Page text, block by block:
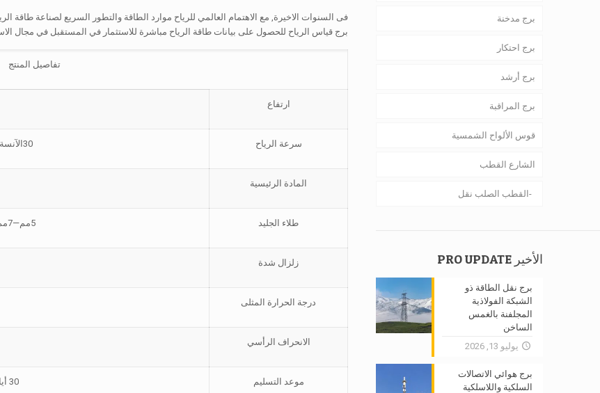
فى السنوات الاخيرة, مع الاهتمام العالمي للرياح موارد الطاقة والتطور السريع لصناعة طاقة
برج قياس الرياح للحصول على بيانات طاقة الرياح مباشرة للاستثمار في المستقبل في مجال
تفاصيل المنتج
ارتفاع
سرعة الرياح 30الآنسة(مختلفة في مناطق مختلفة)
المادة الرئيسية
طلاء الجليد 5مم—7مم(مختلفة في مناطق مختلفة)
زلزال شدة
درجة الحرارة المثلى
الانحراف الرأسي
موعد التسليم 30 أيام بعد تلقي 30% الوديعة
برج مدخنة
برج احتكار
برج أرشد
برج المراقبة
قوس الألواح الشمسية
الشارع القطب
القطب الصلب نقل
الأخير PRO UPDATE
برج نقل الطاقة ذو
الشبكة الفولاذية
المجلفنة بالغمس
الساخن
يوليو 13, 2026
برج هوائي الاتصالات
السلكية واللاسلكية